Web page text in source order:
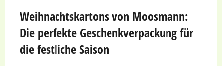
Weihnachtskartons von Moosmann:
Die perfekte Geschenkverpackung für
die festliche Saison